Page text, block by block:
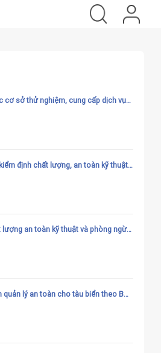
cơ sở thử nghiệm, cung cấp dịch vụ
định chất lượng, an toàn kỹ thuật
an toàn kỹ thuật và phòng ngừa
quản lý an toàn cho tàu biển theo Bộ